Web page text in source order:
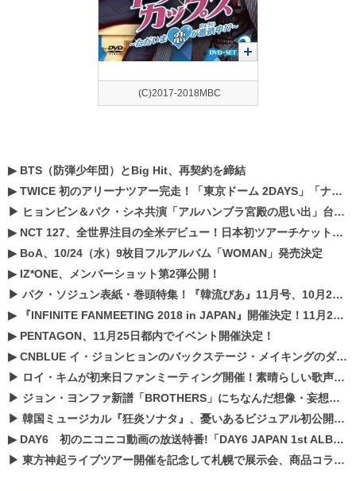
(C)2017-2018MBC
▶ BTS（防弾少年団）とBig Hit、再契約を締結
▶TWICE 初のアリーナツアー完走！「東京ドーム 2DAYS」「ナゴヤドーム1DAY」「京セラドーム1DAY」2019年ドームツアー開催決定！！
▶ ヒョンビン＆パク・シネ共演「アルハンブラ宮殿の思い出」台本読み現場を公開
▶ NCT 127、全世界注目の全米デビュー！日本初ツアーチケットが早くもプレミア化！？
▶ BoA、10/24（水）9枚目フルアルバム「WOMAN」発売決定
▶ IZ*ONE、メンバーショット第2弾公開！
▶ パク・ソジュン表紙・巻頭特集！『韓流ぴあ』11月号、10月22日（月）発売！
▶
『INFINITE FANMEETING 2018 in JAPAN』開催決定！11月21、22日にパシフィコ横浜にて実施
▶ PENTAGON、11月25日都内でイベント開催決定！
▶CNBLUE イ・ジョンヒョンのバックステージ・メイキングのダイジェスト映像が公開！
▶ ロイ・キムが初来日ファンミーティング開催！素晴らしい歌声に癒される贅沢な時間
▶ ジョン・ヨンファ新譜「BROTHERS」にちなんだ想像・妄想企画がスタート！
▶ 韓国ミュージカル『狂炎ソナタ』、憂いある​ビジュアル初公開!! 主役リョウク、SHIN、KENらのコメントが到着！
▶ DAY6 初のニコニコ動画の放送特番!「DAY6 JAPAN 1st ALBUM「UNLOCK」発売記念 ライブ@ニコ生」を配信決定!
▶ 東方神起ライブツアー開催を記念して札幌で展示会、商品コラボが実現！！